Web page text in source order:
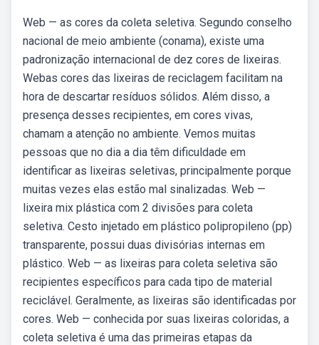
Web — as cores da coleta seletiva. Segundo conselho
nacional de meio ambiente (conama), existe uma
padronização internacional de dez cores de lixeiras.
Webas cores das lixeiras de reciclagem facilitam na
hora de descartar resíduos sólidos. Além disso, a
presença desses recipientes, em cores vivas,
chamam a atenção no ambiente. Vemos muitas
pessoas que no dia a dia têm dificuldade em
identificar as lixeiras seletivas, principalmente porque
muitas vezes elas estão mal sinalizadas. Web —
lixeira mix plástica com 2 divisões para coleta
seletiva. Cesto injetado em plástico polipropileno (pp)
transparente, possui duas divisórias internas em
plástico. Web — as lixeiras para coleta seletiva são
recipientes específicos para cada tipo de material
reciclável. Geralmente, as lixeiras são identificadas por
cores. Web — conhecida por suas lixeiras coloridas, a
coleta seletiva é uma das primeiras etapas da